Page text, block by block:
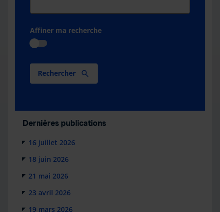
Affiner ma recherche
Rechercher
Dernières publications
16 juillet 2026
18 juin 2026
21 mai 2026
23 avril 2026
19 mars 2026